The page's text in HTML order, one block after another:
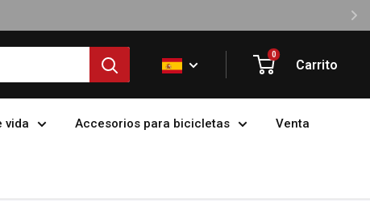
0
Carrito
vida Accesorios para bicicletas Venta